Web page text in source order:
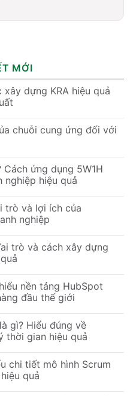
MỚI
xây dựng KRA hiệu quả
chuỗi cung ứng đối với
Cách ứng dụng 5W1H
nghiệp hiệu quả
trò và lợi ích của
nghiệp
trò và cách xây dựng
nền tảng HubSpot
đầu thế giới
gì? Hiểu đúng về
thời gian hiệu quả
chi tiết mô hình Scrum
quả